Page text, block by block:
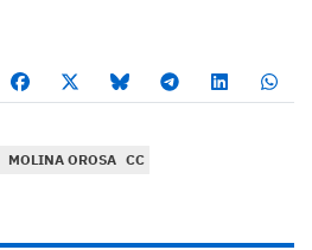
MOLINA OROSA CC